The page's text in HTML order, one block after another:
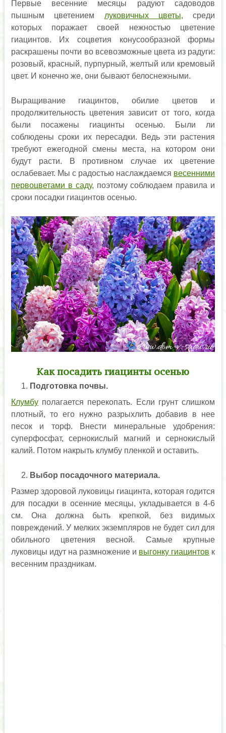
Первые весенние месяцы радуют садоводов
пышным цветением луковичных цветы, среди
которых поражает своей нежностью цветение
гиацинтов. Их соцветия конусообразной формы
раскрашены почти во всевозможные цвета из радуги:
розовый, красный, пурпурный, желтый или кремовый
цвет. И конечно же, они бывают белоснежными.
Выращивание гиацинтов, обилие цветов и
продолжительность цветения зависит от того, когда
были посажены гиацинты осенью. Были ли
соблюдены сроки их пересадки. Ведь эти растения
требуют ежегодной смены места, на котором они
будут расти. В противном случае их цветение
ослабевает. Мы с радостью наслаждаемся весенними
первоцветами в саду, поэтому соблюдаем правила и
сроки посадки гиацинтов осенью.
Как посадить гиацинты осенью
Подготовка почвы.
Клумбуполагается перекопать. Если грунт слишком
плотный, то его нужно разрыхлить добавив в нее
песок и торф. Внести минеральные удобрения:
суперфосфат, сернокислый магний и сернокислый
калий. Потом накрыть клумбу пленкой и оставить.
Выбор посадочного материала.
Размер здоровой луковицы гиацинта, которая годится
для посадки в осенние месяцы, укладывается в 4-6
см. Она должна быть крепкой, без видимых
повреждений. У мелких экземпляров не будет сил для
обильного цветения весной. Самые крупные
луковицы идут на размножение и выгонку гиацинтов к
весенним праздникам.